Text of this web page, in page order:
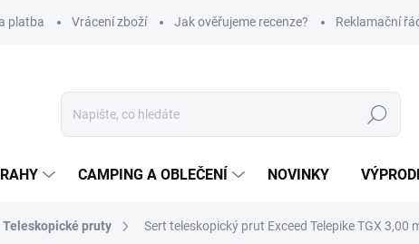
platba Vrácení zboží Jak ověřujeme recenze? Reklamační
Hledat
CAMPING A OBLEČENÍ NOVINKY
Teleskopické pruty Sert teleskopický prut Exceed Telepike TGX 3,00